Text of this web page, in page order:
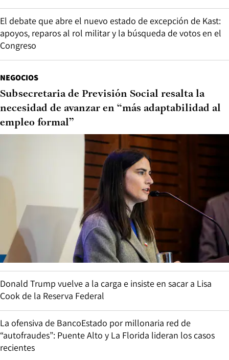
El debate que abre el nuevo estado de excepción de Kast:
apoyos, reparos al rol militar y la búsqueda de votos en el
Congreso
NEGOCIOS
Subsecretaria de Previsión Social resalta la
necesidad de avanzar en “más adaptabilidad al
empleo formal”
Donald Trump vuelve a la carga e insiste en sacar a Lisa
Cook de la Reserva Federal
La ofensiva de BancoEstado por millonaria red de
“autofraudes”: Puente Alto y La Florida lideran los casos
recientes